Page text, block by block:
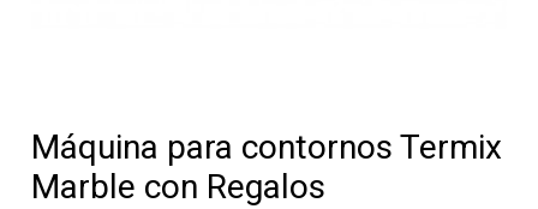
Máquina para contornos Termix
Marble con Regalos